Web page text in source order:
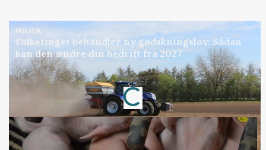
POLITIK
Folketinget behandler ny gødskningslov: Sådan
kan den ændre din bedrift fra 2027
Annonce
Loading...